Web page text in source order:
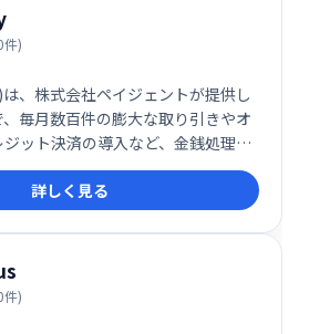
件)
、株式会社ペイジェントが提供し
毎月数百件の膨大な取り引きやオ
ット決済の導入など、金銭処理に
ためのお助けサービスです。
詳しく見る
件)